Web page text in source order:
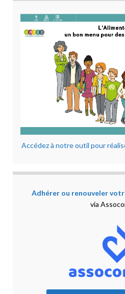
Accédez à notre outil pour
Adhérer ou renouveler
via